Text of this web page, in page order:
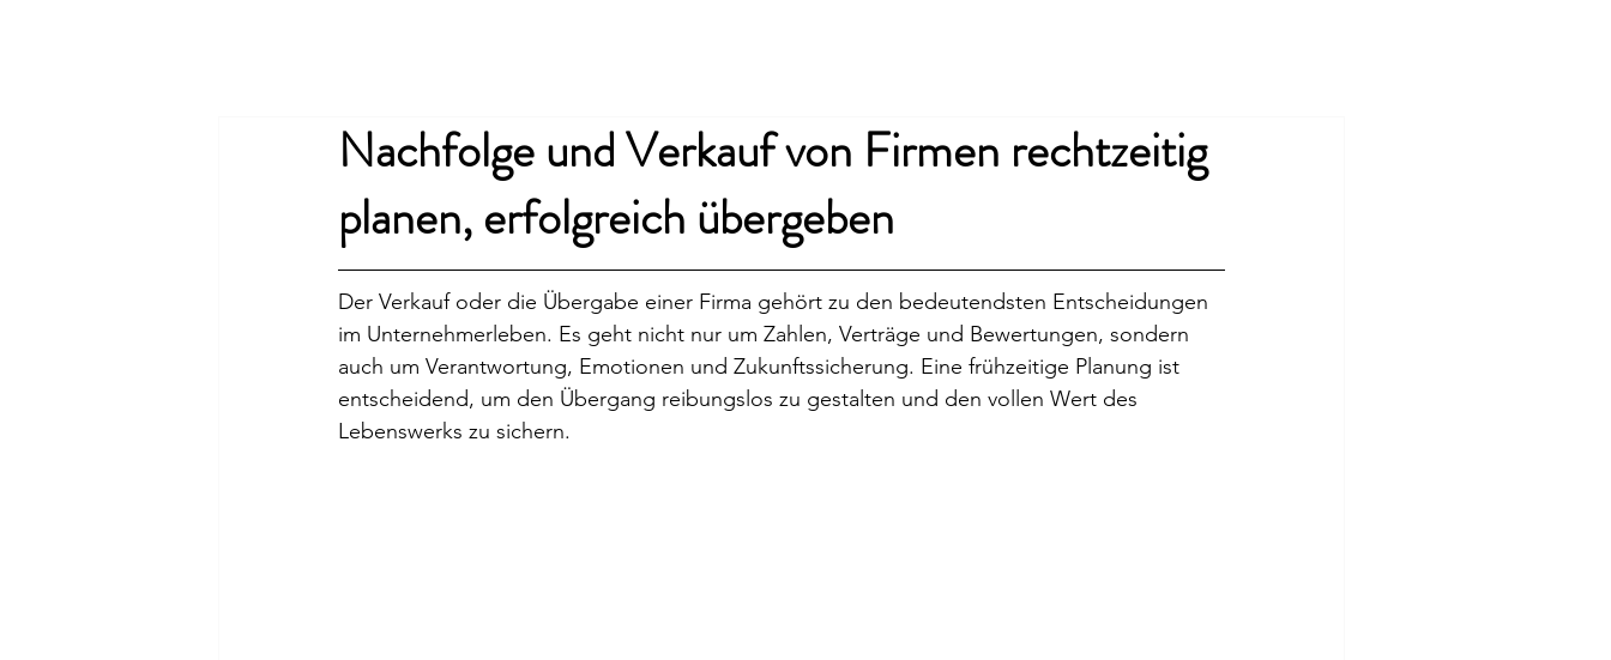
Nachfolge und Verkauf von Firmen rechtzeitig
planen, erfolgreich übergeben
Der Verkauf oder die Übergabe einer Firma gehört zu den bedeutendsten Entscheidungen
im Unternehmerleben. Es geht nicht nur um Zahlen, Verträge und Bewertungen, sondern
auch um Verantwortung, Emotionen und Zukunftssicherung. Eine frühzeitige Planung ist
entscheidend, um den Übergang reibungslos zu gestalten und den vollen Wert des
Lebenswerks zu sichern.